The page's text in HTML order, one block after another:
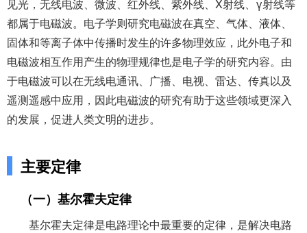
见光，无线电波、微波、红外线、紫外线、X射线、γ射线等
都属于电磁波。电子学则研究电磁波在真空、气体、液体、
固体和等离子体中传播时发生的许多物理效应，此外电子和
电磁波相互作用产生的物理规律也是电子学的研究内容。由
于电磁波可以在无线电通讯、广播、电视、雷达、传真以及
遥测遥感中应用，因此电磁波的研究有助于这些领域更深入
的发展，促进人类文明的进步。
主要定律
（一）基尔霍夫定律
基尔霍夫定律是电路理论中最重要的定律，是解决电路